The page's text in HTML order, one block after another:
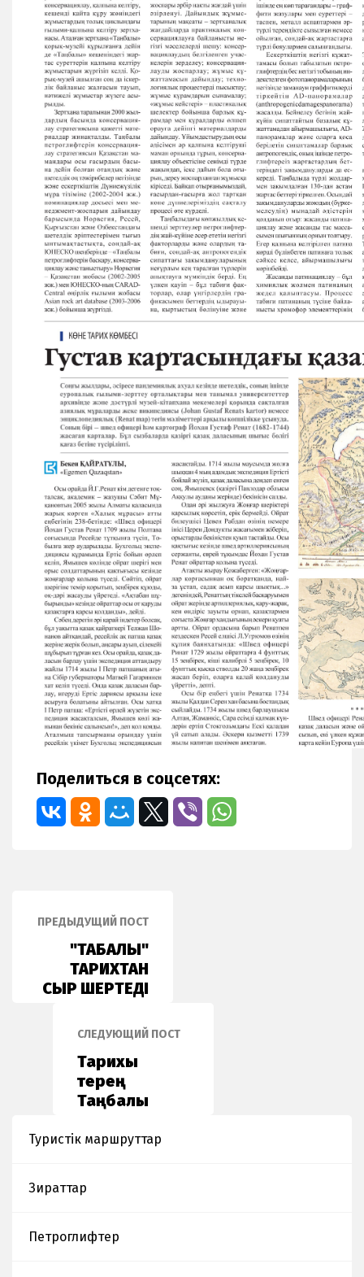
Поделиться в соцсетях:
ПРЕДЫДУЩИЙ ПОСТ
"ТАҢБАЛЫ"
ТАРИХТАН
СЫР ШЕРТЕДІ
СЛЕДУЮЩИЙ ПОСТ
Тарихы
терең
Таңбалы
Туристік маршруттар
Зираттар
Петроглифтер